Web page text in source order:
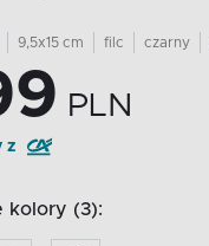
9,5x15 cm filc czarny
PLN
z
kolory (3):